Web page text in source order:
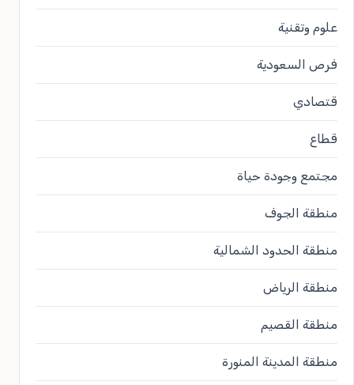
علوم وتقنية
فرص السعودية
قتصادي
قطاع
مجتمع وجودة حياة
منطقة الجوف
منطقة الحدود الشمالية
منطقة الرياض
منطقة القصيم
منطقة المدينة المنورة